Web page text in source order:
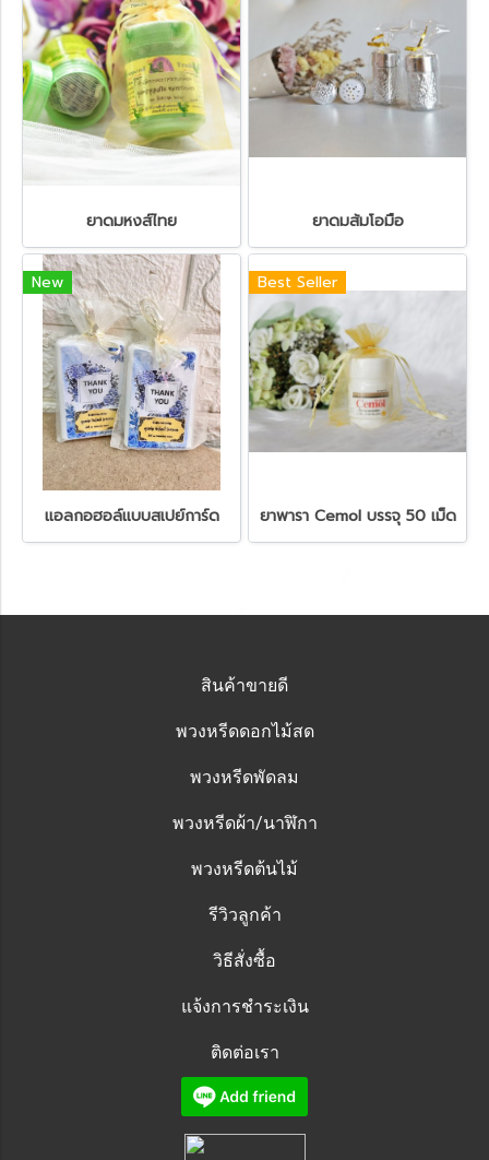
ยาดมหงส์ไทย ยาดมส้มโอมือ
New
แอลกอฮอล์แบบสเปย์การ์ด
Best Seller
ยาพารา Cemol บรรจุ 50 เม็ด
สินค้าขายดี
พวงหรีดดอกไม้สด
พวงหรีดพัดลม
พวงหรีดผ้า/นาฬิกา
พวงหรีดต้นไม้
รีวิวลูกค้า
วิธีสั่งซื้อ
แจ้งการชำระเงิน
ติดต่อเรา